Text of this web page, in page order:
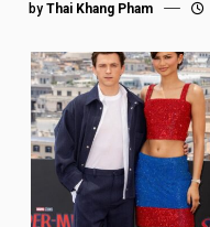
by Thai Khang Pham